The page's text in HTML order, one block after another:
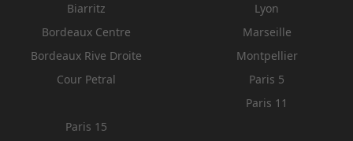
Biarritz
Bordeaux Centre
Bordeaux Rive Droite
Cour Petral
Lyon
Marseille
Montpellier
Paris 5
Paris 11
Paris 15